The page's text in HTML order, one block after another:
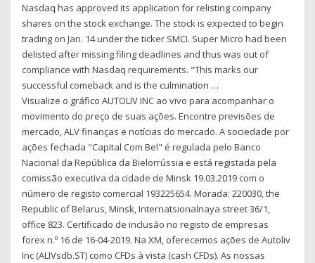
Nasdaq has approved its application for relisting company
shares on the stock exchange. The stock is expected to begin
trading on Jan. 14 under the ticker SMCI. Super Micro had been
delisted after missing filing deadlines and thus was out of
compliance with Nasdaq requirements. "This marks our
successful comeback and is the culmination …
Visualize o gráfico AUTOLIV INC ao vivo para acompanhar o
movimento do preço de suas ações. Encontre previsões de
mercado, ALV finanças e notícias do mercado. A sociedade por
ações fechada "Capital Com Bel" é regulada pelo Banco
Nacional da República da Bielorrússia e está registada pela
comissão executiva da cidade de Minsk 19.03.2019 com o
número de registo comercial 193225654. Morada: 220030, the
Republic of Belarus, Minsk, Internatsionalnaya street 36/1,
office 823. Certificado de inclusão no registo de empresas
forex n.º 16 de 16-04-2019. Na XM, oferecemos ações de Autoliv
Inc (ALIVsdb.ST) como CFDs à vista (cash CFDs). As nossas